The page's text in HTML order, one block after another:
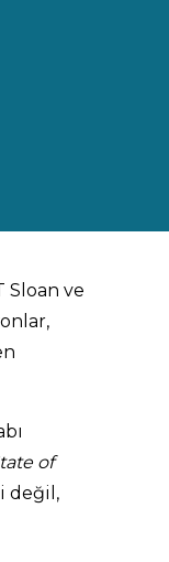
Sloan ve
of
değil,